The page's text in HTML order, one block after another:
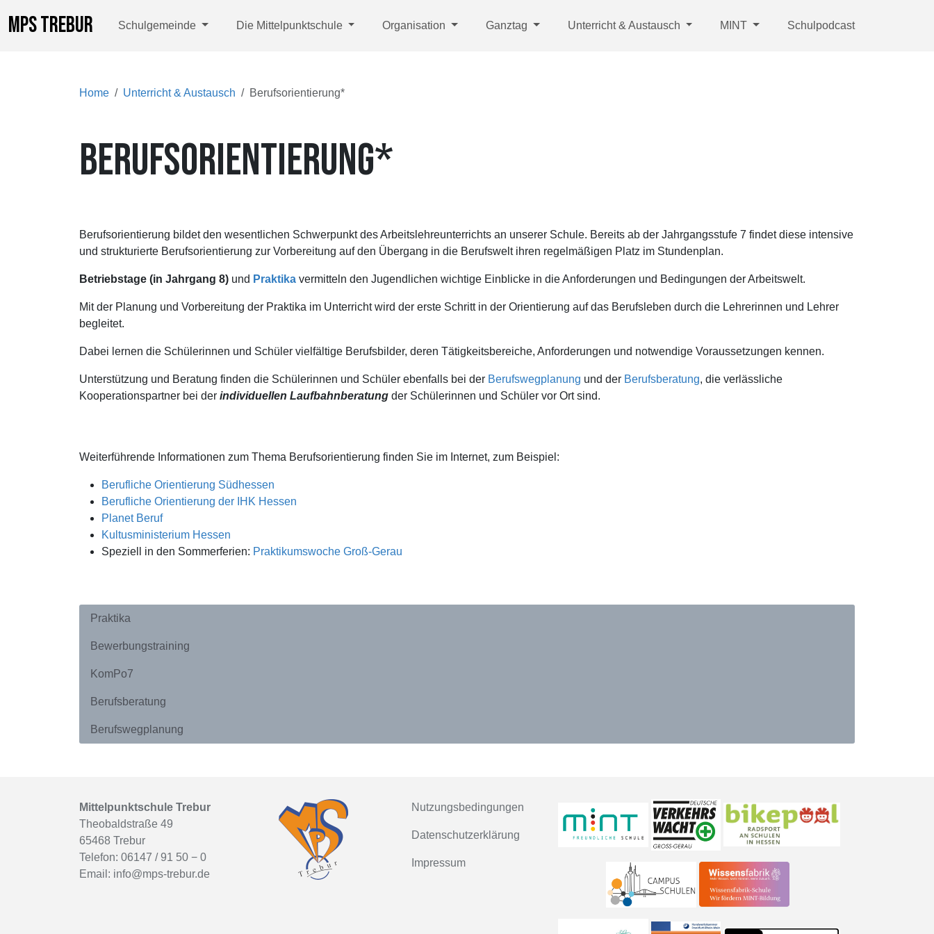
MPS TREBUR Schulgemeinde Die Mittelpunktschule Organisation Ganztag Unterricht & Austausch MINT Schulpodcast
Home Unterricht & Austausch Berufsorientierung*
BERUFSORIENTIERUNG*
Berufsorientierung bildet den wesentlichen Schwerpunkt des Arbeitslehreunterrichts an unserer Schule. Bereits ab der Jahrgangsstufe 7 findet diese intensive
und strukturierte Berufsorientierung zur Vorbereitung auf den Übergang in die Berufswelt ihren regelmäßigen Platz im Stundenplan.
Betriebstage (in Jahrgang 8) und Praktika vermitteln den Jugendlichen wichtige Einblicke in die Anforderungen und Bedingungen der Arbeitswelt.
Mit der Planung und Vorbereitung der Praktika im Unterricht wird der erste Schritt in der Orientierung auf das Berufsleben durch die Lehrerinnen und Lehrer
begleitet.
Dabei lernen die Schülerinnen und Schüler vielfältige Berufsbilder, deren Tätigkeitsbereiche, Anforderungen und notwendige Voraussetzungen kennen.
Unterstützung und Beratung finden die Schülerinnen und Schüler ebenfalls bei der Berufswegplanung und der Berufsberatung, die verlässliche
Kooperationspartner bei der individuellen Laufbahnberatung der Schülerinnen und Schüler vor Ort sind.
Weiterführende Informationen zum Thema Berufsorientierung finden Sie im Internet, zum Beispiel:
Berufliche Orientierung Südhessen
Berufliche Orientierung der IHK Hessen
Planet Beruf
Kultusministerium Hessen
Speziell in den Sommerferien: Praktikumswoche Groß-Gerau
Praktika
Bewerbungstraining
KomPo7
Berufsberatung
Berufswegplanung
Mittelpunktschule Trebur
Theobaldstraße 49
65468 Trebur
Telefon: 06147 / 91 50 − 0
Email: info@mps-trebur.de
Nutzungsbedingungen
Datenschutzerklärung
Impressum